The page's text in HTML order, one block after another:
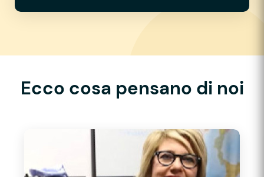
Ecco cosa pensano di noi